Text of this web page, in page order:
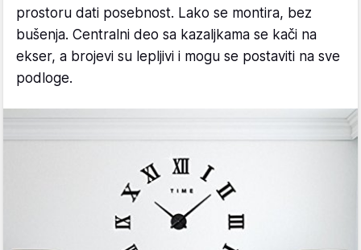
prostoru dati posebnost. Lako se montira, bez
bušenja. Centralni deo sa kazaljkama se kači na
ekser, a brojevi su lepljivi i mogu se postaviti na sve
podloge.